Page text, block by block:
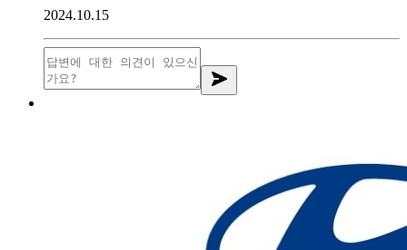
2024.10.15